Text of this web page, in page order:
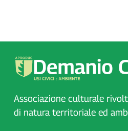
Associazione culturale
di natura territoriale ed